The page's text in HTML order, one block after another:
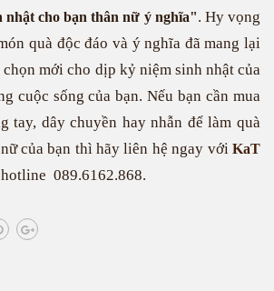
nhật cho bạn thân nữ ý nghĩa". Hy vọng
quà độc đáo và ý nghĩa đã mang lại
mới cho dịp kỷ niệm sinh nhật của
cuộc sống của bạn. Nếu bạn cần mua
tay, dây chuyền hay nhẫn để làm quà
của bạn thì hãy liên hệ ngay với KaT
089.6162.868.